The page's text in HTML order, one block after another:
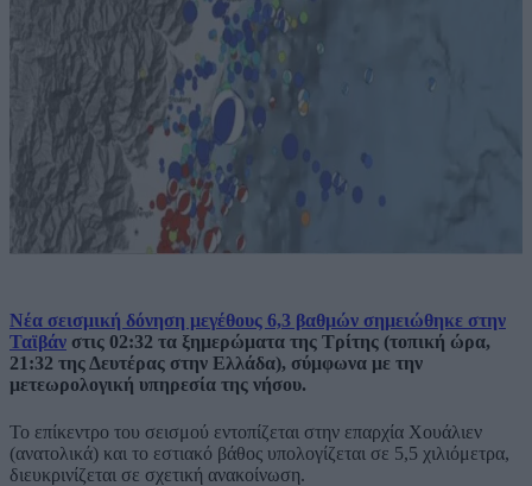
Νέα σεισμική δόνηση μεγέθους 6,3 βαθμών σημειώθηκε στην
Ταϊβάν στις 02:32 τα ξημερώματα της Τρίτης (τοπική ώρα,
21:32 της Δευτέρας στην Ελλάδα), σύμφωνα με την
μετεωρολογική υπηρεσία της νήσου.
Το επίκεντρο του σεισμού εντοπίζεται στην επαρχία Χουάλιεν
(ανατολικά) και το εστιακό βάθος υπολογίζεται σε 5,5 χιλιόμετρα,
διευκρινίζεται σε σχετική ανακοίνωση.